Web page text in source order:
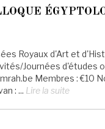
Royaux d'Art et
Journées d'études
Membres : €10
: ... Lire la suite